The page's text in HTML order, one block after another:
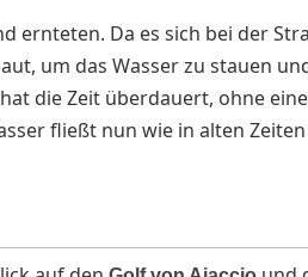
ernteten. Da es sich bei der
um das Wasser zu stauen
die Zeit überdauert, ohne
fließt nun wie in alten